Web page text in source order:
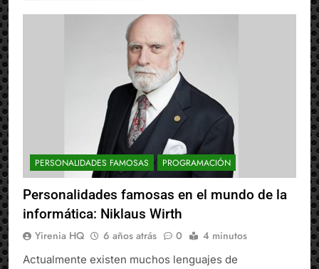
PERSONALIDADES FAMOSAS PROGRAMACIÓN
Personalidades famosas en el mundo de la
informática: Niklaus Wirth
Yirenia HQ 6 años atrás 0 4 minutos
Actualmente existen muchos lenguajes de